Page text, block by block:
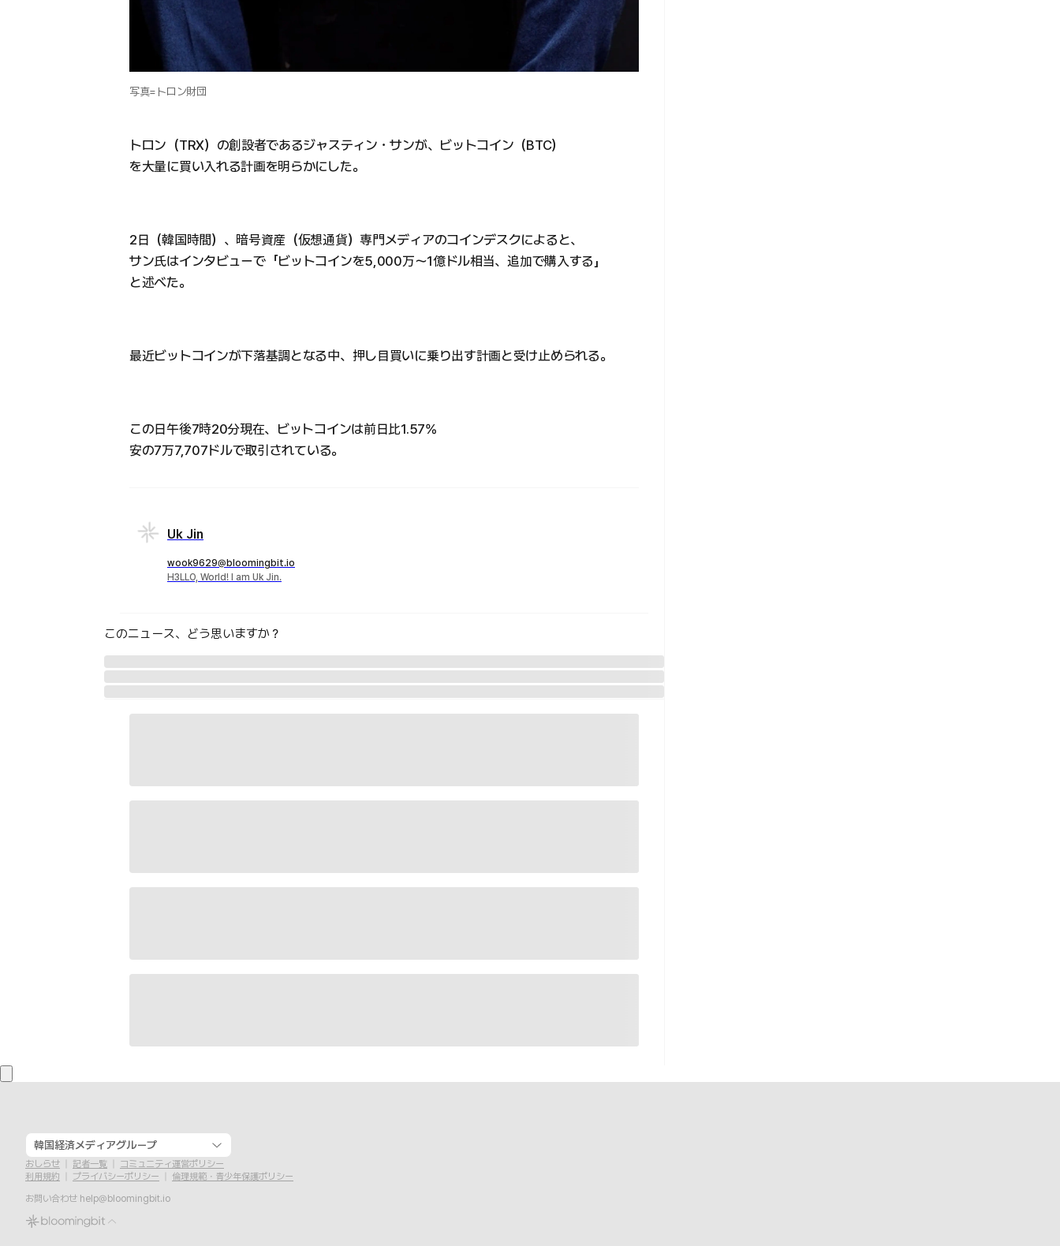
写真=トロン財団
トロン（TRX）の創設者であるジャスティン・サンが、ビットコイン（BTC）
を大量に買い入れる計画を明らかにした。
2日（韓国時間）、暗号資産（仮想通貨）専門メディアのコインデスクによると、
サン氏はインタビューで「ビットコインを5,000万〜1億ドル相当、追加で購入する」
と述べた。
最近ビットコインが下落基調となる中、押し目買いに乗り出す計画と受け止められる。
この日午後7時20分現在、ビットコインは前日比1.57%
安の7万7,707ドルで取引されている。
Uk Jin
wook9629@bloomingbit.io
H3LLO, World! I am Uk Jin.
このニュース、どう思いますか？
韓国経済メディアグループ
おしらせ 記者一覧
コミュニティ運営ポリシー
利用規約
プライバシーポリシー
倫理規範・青少年保護ポリシー
お問い合わせ help@bloomingbit.io